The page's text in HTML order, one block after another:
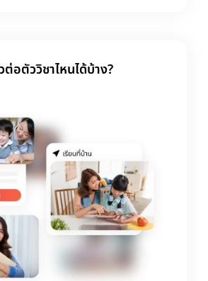
อตัววิชาไหนได้บ้าง?